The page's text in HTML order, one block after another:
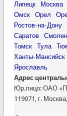
Липецк
Москва
Омск
Орел
Ростов-на-Дону
Саратов
Томск
Тула
Ханты-Мансийск
Ярославль
Адрес
Юр.лицо: ОАО
119071, г.